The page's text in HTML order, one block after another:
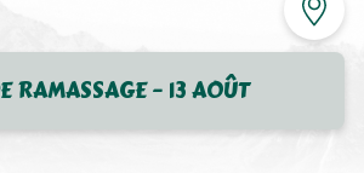
RAMASSAGE – 13 AOÛT